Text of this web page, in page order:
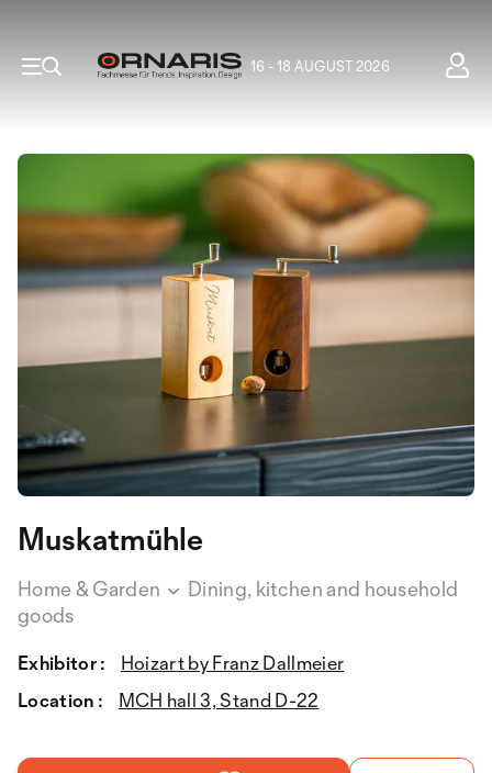
16 - 18 AUGUST 2026
Muskatmühle
Home & Garden
Dining, kitchen and household
goods
Exhibitor :
Hoizart by Franz Dallmeier
Location :
MCH hall 3, Stand D-22